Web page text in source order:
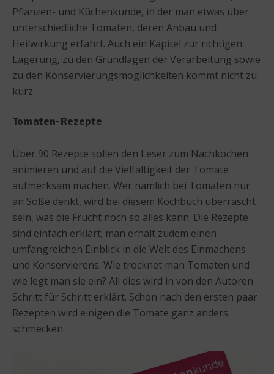
Pflanzen- und Küchenkunde, in der man etwas über
unterschiedliche Tomaten, deren Anbau und
Heilwirkung erfährt. Auch ein Kapitel zur richtigen
Lagerung, zu den Grundlagen der Verarbeitung sowie
zu den Konservierungsmöglichkeiten kommt nicht zu
kurz.
Tomaten-Rezepte
Über 90 Rezepte sollen den Leser zum Nachkochen
animieren und auf die Vielfältigkeit der Tomate
aufmerksam machen. Wer nämlich bei Tomaten nur
an Soße denkt, wird bei diesem Kochbuch überrascht
sein, was die Frucht noch so alles kann. Die Rezepte
sind einfach erklärt; man erhält zudem einen
umfangreichen Einblick in die Welt des Einmachens
und Konservierens. Wie trocknet man Tomaten und
wie legt man sie ein? All dies wird in von den Autoren
Schritt für Schritt erklärt. Schon nach den ersten paar
Rezepten wird einigen die Tomate ganz anders
schmecken.